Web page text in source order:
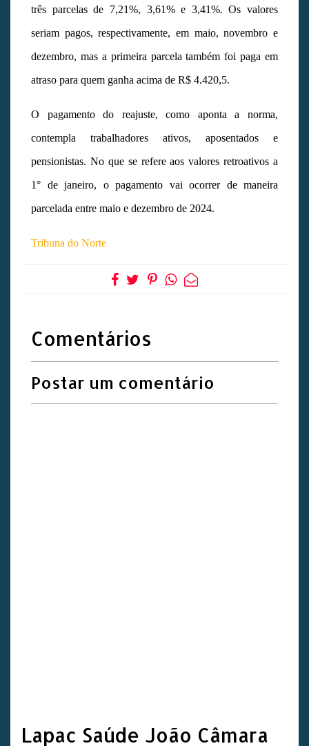
três parcelas de 7,21%, 3,61% e 3,41%. Os valores
seriam pagos, respectivamente, em maio, novembro e
dezembro, mas a primeira parcela também foi paga em
atraso para quem ganha acima de R$ 4.420,5.
O pagamento do reajuste, como aponta a norma,
contempla trabalhadores ativos, aposentados e
pensionistas. No que se refere aos valores retroativos a
1° de janeiro, o pagamento vai ocorrer de maneira
parcelada entre maio e dezembro de 2024.
Tribuna do Norte
Comentários
Postar um comentário
Lapac Saúde João Câmara